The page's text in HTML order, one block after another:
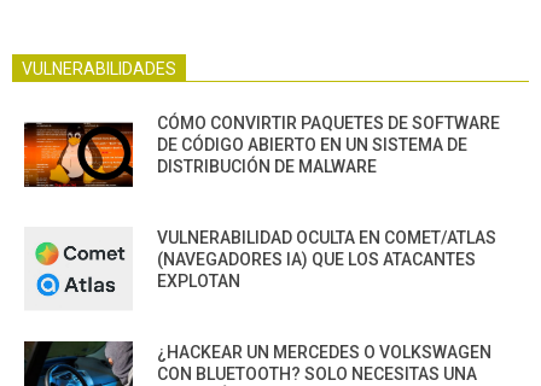
VULNERABILIDADES
CÓMO CONVIRTIR PAQUETES DE SOFTWARE
DE CÓDIGO ABIERTO EN UN SISTEMA DE
DISTRIBUCIÓN DE MALWARE
VULNERABILIDAD OCULTA EN COMET/ATLAS
(NAVEGADORES IA) QUE LOS ATACANTES
EXPLOTAN
¿HACKEAR UN MERCEDES O VOLKSWAGEN
CON BLUETOOTH? SOLO NECESITAS UNA